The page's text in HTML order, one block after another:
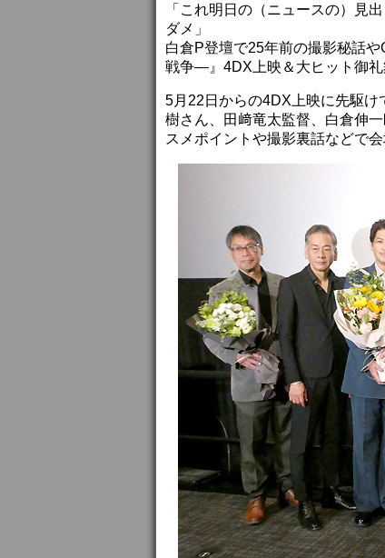
「これ明日の（ニュースの）見
ダメ」
白倉P登壇で25年前の撮影秘話
戦争―』4DX上映＆大ヒット御礼
5月22日からの4DX上映に先駆け
樹さん、田﨑竜太監督、白倉伸
スメポイントや撮影裏話などで会